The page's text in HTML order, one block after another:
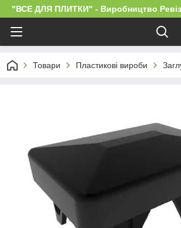
"ВСЕ ДЛЯ ПЛИТКИ" - Виробництво
Товари Пластикові вироби